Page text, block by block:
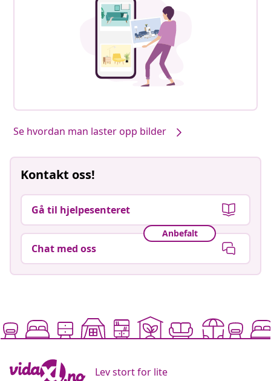
Se hvordan man laster opp bilder
Kontakt oss!
Gå til hjelpesenteret
Anbefalt
Chat med oss
Lev stort for lite